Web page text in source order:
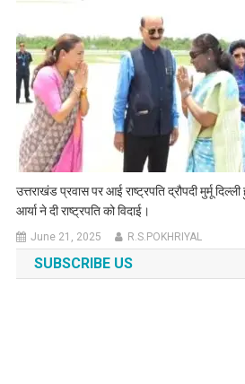
उत्तराखंड प्रवास पर आई राष्ट्रपति द्रौपदी मुर्मू
आर्या ने दी राष्ट्रपति को विदाई।
June 21, 2025 R.S.POKHRIYAL
SUBSCRIBE US